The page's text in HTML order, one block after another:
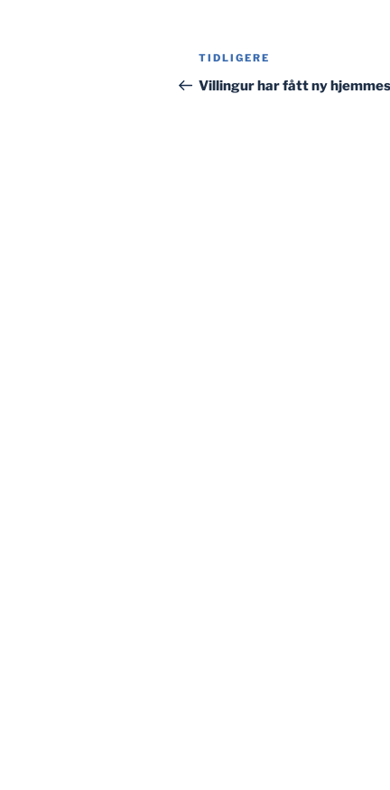
Innleggsnavigasjon
Forrige
innlegg
TIDLIGERE
Villingur har fått ny